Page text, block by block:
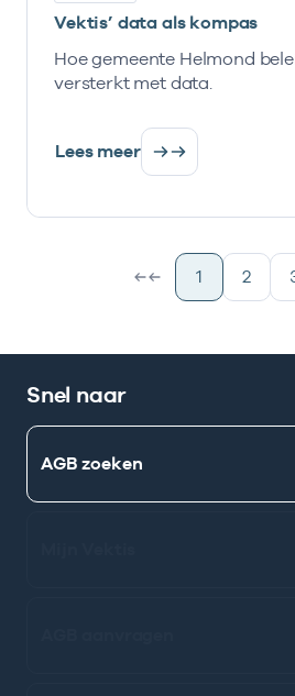
Vektis’ data als kompas
Hoe gemeente Helmond
versterkt met data.
Lees meer
1 2
Snel naar
AGB zoeken